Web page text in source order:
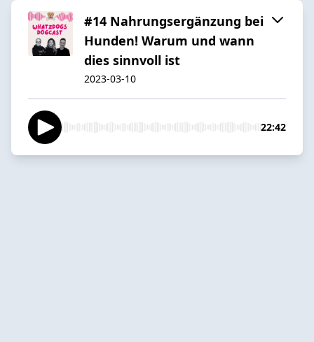
#14 Nahrungsergänzung bei
Hunden! Warum und wann
dies sinnvoll ist
2023-03-10
22:42